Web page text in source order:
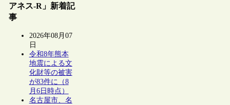
アネス-R」新着記
事
2026年08月07
日
令和8年熊本
地震による文
化財等の被害
が83件に（8
月6日時点）
名古屋市、名